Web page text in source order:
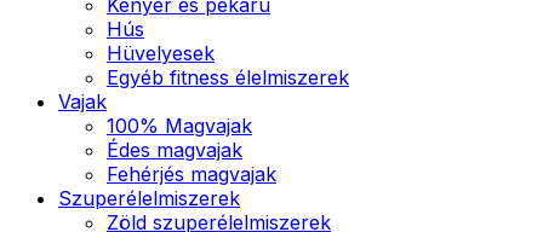
Hús
Hüvelyesek
Egyéb fitness élelmiszerek
Vajak
100% Magvajak
Édes magvajak
Fehérjés magvajak
Szuperélelmiszerek
Zöld szuperélelmiszerek